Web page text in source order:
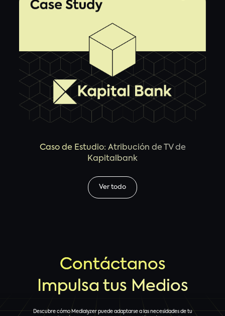
Caso de Estudio: Atribución de TV de
Kapitalbank
Ver todo
Contáctanos
Impulsa tus Medios
Descubre cómo Medialyzer puede adaptarse a las necesidades de tu